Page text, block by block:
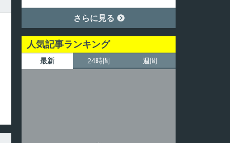
さらに見る 
人気記事ランキング
最新 24時間 週間